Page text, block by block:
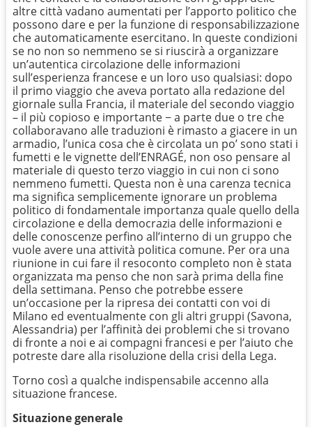
altre città vadano aumentati per l’apporto politico che
possono dare e per la funzione di responsabilizzazione
che automaticamente esercitano. In queste condizioni
se no non so nemmeno se si riuscirà a organizzare
un’autentica circolazione delle informazioni
sull’esperienza francese e un loro uso qualsiasi: dopo
il primo viaggio che aveva portato alla redazione del
giornale sulla Francia, il materiale del secondo viaggio
– il più copioso e importante − a parte due o tre che
collaboravano alle traduzioni è rimasto a giacere in un
armadio, l’unica cosa che è circolata un po’ sono stati i
fumetti e le vignette dell’ENRAGÉ, non oso pensare al
materiale di questo terzo viaggio in cui non ci sono
nemmeno fumetti. Questa non è una carenza tecnica
ma significa semplicemente ignorare un problema
politico di fondamentale importanza quale quello della
circolazione e della democrazia delle informazioni e
delle conoscenze perfino all’interno di un gruppo che
vuole avere una attività politica comune. Per ora una
riunione in cui fare il resoconto completo non è stata
organizzata ma penso che non sarà prima della fine
della settimana. Penso che potrebbe essere
un’occasione per la ripresa dei contatti con voi di
Milano ed eventualmente con gli altri gruppi (Savona,
Alessandria) per l’affinità dei problemi che si trovano
di fronte a noi e ai compagni francesi e per l’aiuto che
potreste dare alla risoluzione della crisi della Lega.
Torno così a qualche indispensabile accenno alla
situazione francese.
Situazione generale